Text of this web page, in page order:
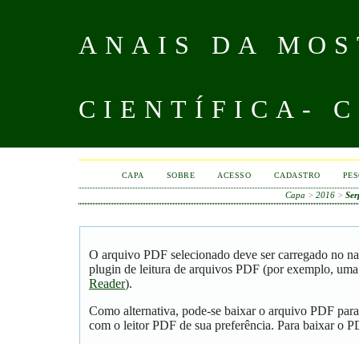
ANAIS DA
CIENTÍFICA-
CAPA SOBRE ACESSO CADASTRO
Capa > 2016>
O arquivo PDF selecionado deve ser carregado no
plugin de leitura de arquivos PDF (por exemplo,
Reader).
Como alternativa, pode-se baixar o arquivo PDF
com o leitor PDF de sua preferência. Para baixar o